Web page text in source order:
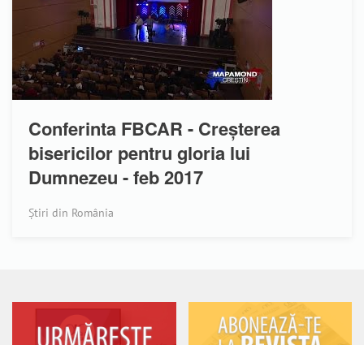
Conferinta FBCAR - Creșterea
bisericilor pentru gloria lui
Dumnezeu - feb 2017
Știri din România